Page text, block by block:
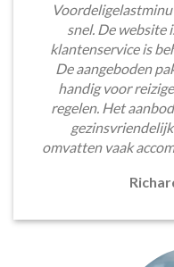
snel. De website
klantenservice is
De aangeboden
handig voor
regelen. Het
omvatten vaak